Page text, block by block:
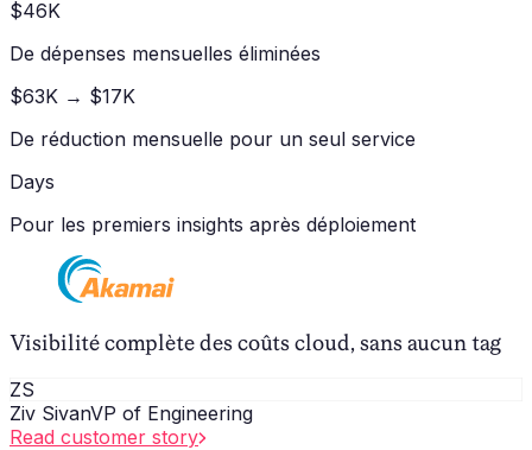
$46K
De dépenses mensuelles éliminées
$63K → $17K
De réduction mensuelle pour un seul service
Days
Pour les premiers insights après déploiement
Visibilité complète des coûts cloud, sans aucun tag
ZS
Ziv SivanVP of Engineering
Read customer story